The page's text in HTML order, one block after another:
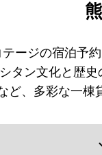
ージの宿泊予
タン文化と歴
ど、多彩な一棟